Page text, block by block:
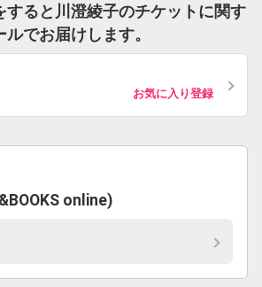
すると川澄綾子のチケットに関す
でお届けします。
お気に入り登録
online)